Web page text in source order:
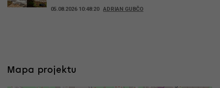
05.08.2026 10:48:20 ADRIAN GUBČO
Mapa projektu